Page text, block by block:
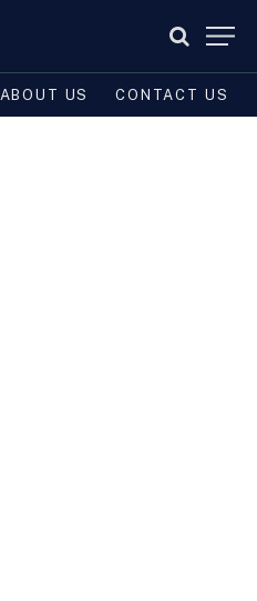
ABOUT US CONTACT US